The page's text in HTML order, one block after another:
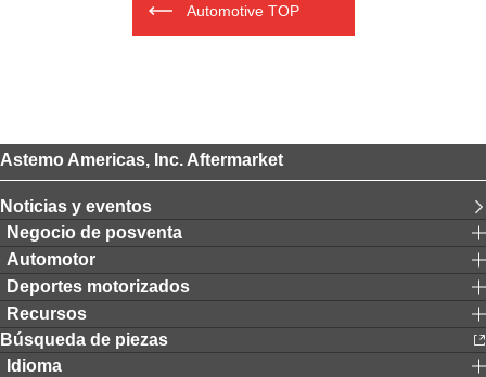
Automotive TOP
Astemo Americas, Inc. Aftermarket
Noticias y eventos
Negocio de posventa
Automotor
Deportes motorizados
Recursos
Búsqueda de piezas
Idioma